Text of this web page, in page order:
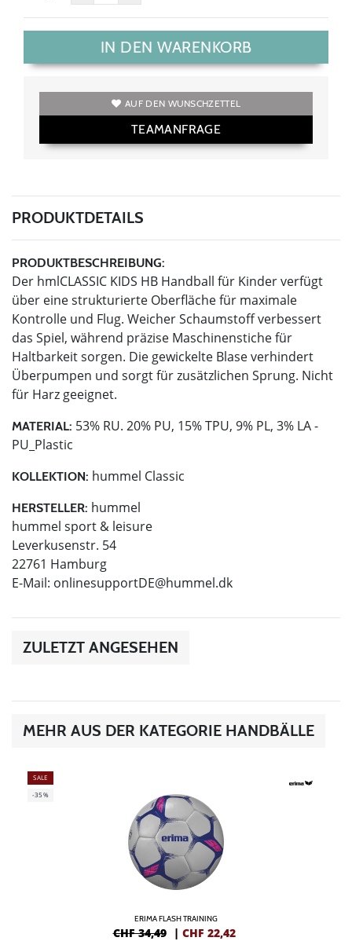
IN DEN WARENKORB
AUF DEN WUNSCHZETTEL
TEAMANFRAGE
PRODUKTDETAILS
PRODUKTBESCHREIBUNG:
Der hmlCLASSIC KIDS HB Handball für Kinder verfügt
über eine strukturierte Oberfläche für maximale
Kontrolle und Flug. Weicher Schaumstoff verbessert
das Spiel, während präzise Maschinenstiche für
Haltbarkeit sorgen. Die gewickelte Blase verhindert
Überpumpen und sorgt für zusätzlichen Sprung. Nicht
für Harz geeignet.
MATERIAL: 53% RU. 20% PU, 15% TPU, 9% PL, 3% LA -
PU_Plastic
KOLLEKTION: hummel Classic
HERSTELLER: hummel
hummel sport & leisure
Leverkusenstr. 54
22761 Hamburg
E-Mail: onlinesupportDE@hummel.dk
ZULETZT ANGESEHEN
MEHR AUS DER KATEGORIE HANDBÄLLE
SALE
-35%
ERIMA FLASH TRAINING
CHF 34,49 | CHF 22,42